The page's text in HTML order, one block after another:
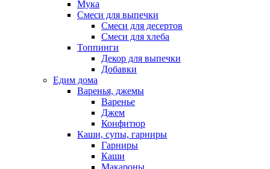
Мука
Смеси для выпечки
Смеси для десертов
Смеси для хлеба
Топпинги
Декор для выпечки
Добавки
Едим дома
Варенья, джемы
Варенье
Джем
Конфитюр
Каши, супы, гарниры
Гарниры
Каши
Макароны